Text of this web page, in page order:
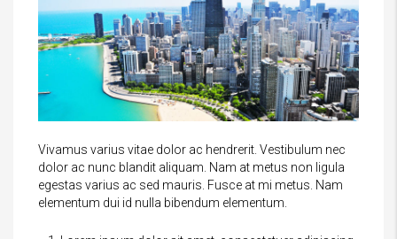
Vivamus varius vitae dolor ac hendrerit. Vestibulum nec
dolor ac nunc blandit aliquam. Nam at metus non ligula
egestas varius ac sed mauris. Fusce at mi metus. Nam
elementum dui id nulla bibendum elementum.